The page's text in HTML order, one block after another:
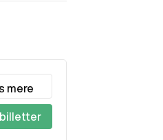
mere
billetter